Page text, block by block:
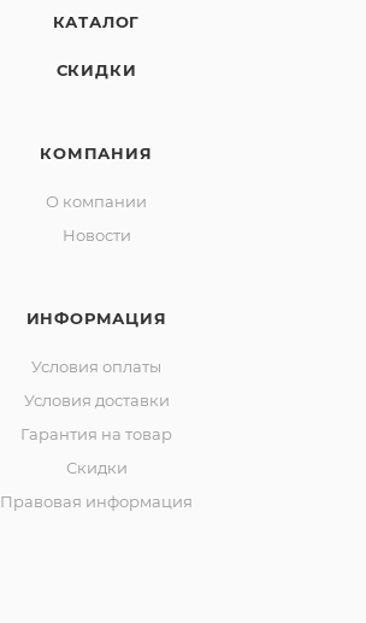
КАТАЛОГ
СКИДКИ
КОМПАНИЯ
О компании
Новости
ИНФОРМАЦИЯ
Условия оплаты
Условия доставки
Гарантия на товар
Скидки
Правовая информация